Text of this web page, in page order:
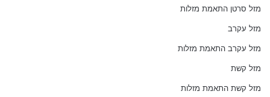
מזל סרטן התאמת מזלות
מזל עקרב
מזל עקרב התאמת מזלות
מזל קשת
מזל קשת התאמת מזלות